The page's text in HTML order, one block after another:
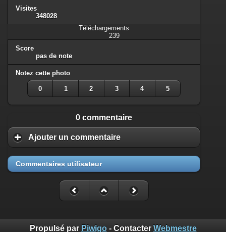
Visites
348028
Téléchargements
239
Score
pas de note
Notez cette photo
0 1 2 3 4 5
0 commentaire
Ajouter un commentaire
Commentaires utilisateur
Propulsé par Piwigo- Contacter Webmestre